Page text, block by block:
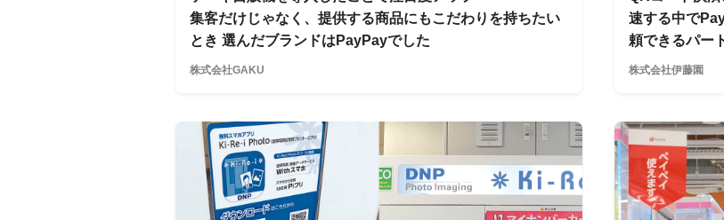
集客だけじゃなく、提供する商品にもこだわりを持ちたい
とき 選んだブランドはPayPayでした
株式会社GAKU
速する中で
頼できるパー
株式会社伊藤園